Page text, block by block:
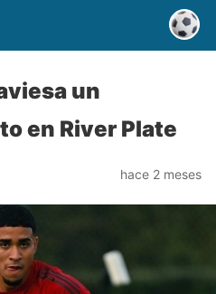
un
en River Plate
hace 2 meses